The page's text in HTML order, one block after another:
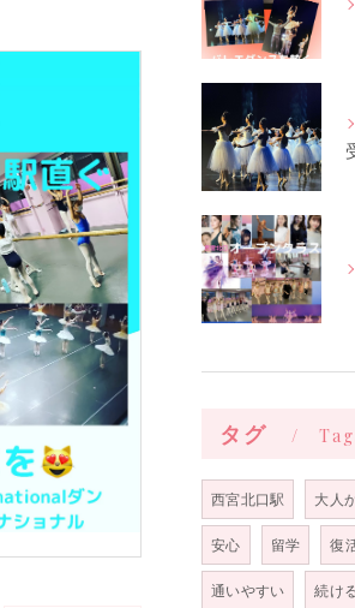
タグ
西宮北口駅 大人
安心 留学 復
通いやすい 続け